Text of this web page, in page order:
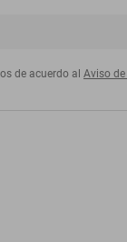
de acuerdo al Aviso